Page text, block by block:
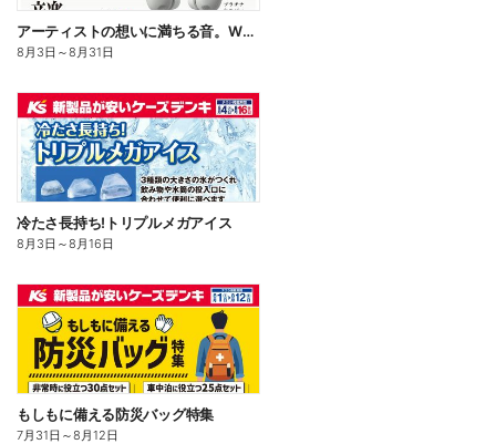
アーティストの想いに満ちる音。WF-1000X M6
8月3日 ～8月31日
冷たさ長持ち!トリプルメガアイス
8月3日 ～8月16日
もしもに備える防災バッグ特集
7月31日 ～8月12日